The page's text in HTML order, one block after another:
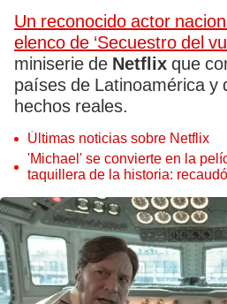
Un reconocido actor
elenco de ‘Secuestro del
miniserie de Netflix que
países de Latinoamérica y
hechos reales.
Últimas noticias sobre Netflix
'Michael' se convierte en la
taquillera de la historia: